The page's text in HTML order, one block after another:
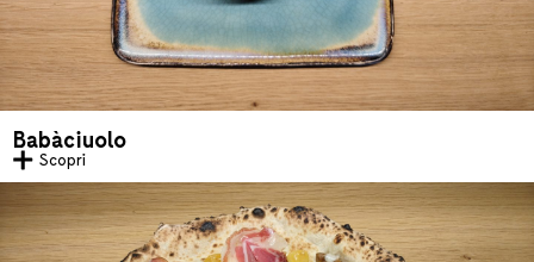
Babàciuolo
Scopri